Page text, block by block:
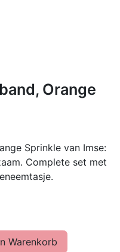
Orange
Sprinkle van Imse:
Complete set met
Warenkorb